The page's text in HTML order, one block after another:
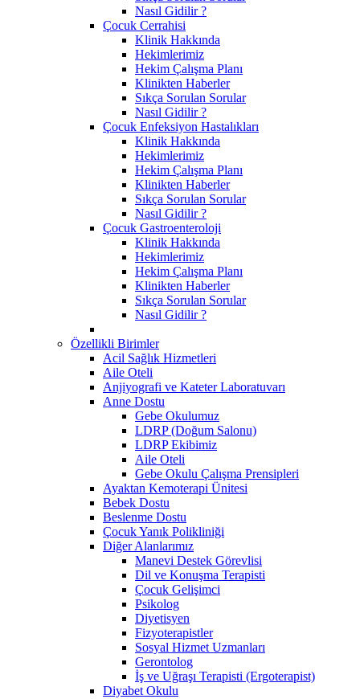
Nasıl Gidilir ?
Çocuk Cerrahisi
Klinik Hakkında
Hekimlerimiz
Hekim Çalışma Planı
Klinikten Haberler
Sıkça Sorulan Sorular
Nasıl Gidilir ?
Çocuk Enfeksiyon Hastalıkları
Klinik Hakkında
Hekimlerimiz
Hekim Çalışma Planı
Klinikten Haberler
Sıkça Sorulan Sorular
Nasıl Gidilir ?
Çocuk Gastroenteroloji
Klinik Hakkında
Hekimlerimiz
Hekim Çalışma Planı
Klinikten Haberler
Sıkça Sorulan Sorular
Nasıl Gidilir ?
Özellikli Birimler
Acil Sağlık Hizmetleri
Aile Oteli
Anjiyografi ve Kateter Laboratuvarı
Anne Dostu
​Gebe Okulumuz
LDRP (Doğum Salonu)
LDRP Ekibimiz
Aile Oteli
Gebe Okulu Çalışma Prensipleri
Ayaktan Kemoterapi Ünitesi
Bebek Dostu
Beslenme Dostu
Çocuk Yanık Polikliniği
Diğer Alanlarımız
Manevi Destek Görevlisi
Dil ve Konuşma Terapisti
Çocuk Gelişimci
Psikolog
Diyetisyen
Fizyoterapistler
Sosyal Hizmet Uzmanları
Gerontolog
İş ve Uğraşı Terapisti (Ergoterapist)
Diyabet Okulu